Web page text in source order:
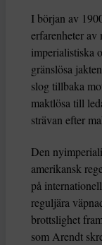
I början av
erfarenheter av
imperialistiska
gränslösa
slog tillbaka
maktlösa till
strävan efter
Den
amerikansk
på
reguljära
brottslighet
som Arendt